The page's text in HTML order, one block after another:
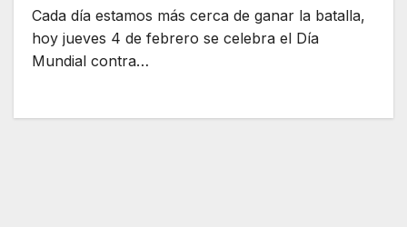
Cada día estamos más cerca de ganar la batalla,
hoy jueves 4 de febrero se celebra el Día
Mundial contra…